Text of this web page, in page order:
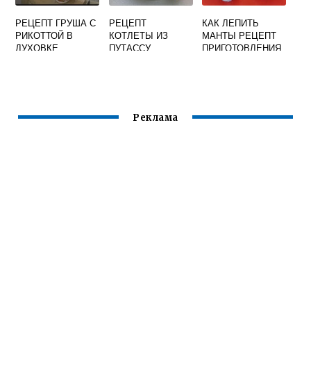
РЕЦЕПТ ГРУША С
РИКОТТОЙ В
ДУХОВКЕ
РЕЦЕПТ
КОТЛЕТЫ ИЗ
ПУТАССУ
КАК ЛЕПИТЬ
МАНТЫ РЕЦЕПТ
ПРИГОТОВЛЕНИЯ
Реклама